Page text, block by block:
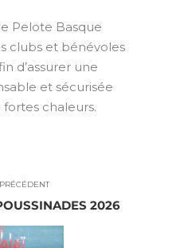
Pelote Basque
clubs et bénévoles
d’assurer une
et sécurisée
chaleurs.
2026